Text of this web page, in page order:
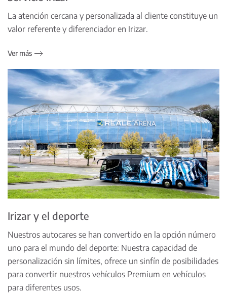
La atención cercana y personalizada al cliente constituye un
valor referente y diferenciador en Irizar.
Ver más
Irizar y el deporte
Nuestros autocares se han convertido en la opción número
uno para el mundo del deporte: Nuestra capacidad de
personalización sin límites, ofrece un sinfín de posibilidades
para convertir nuestros vehículos Premium en vehículos
para diferentes usos.